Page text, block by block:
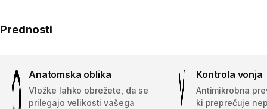
Prednosti
Anatomska oblika
Vložke lahko obrežete, da se
prilegajo velikosti vašega
Kontrola vonja
Antimikrobna
ki preprečuje